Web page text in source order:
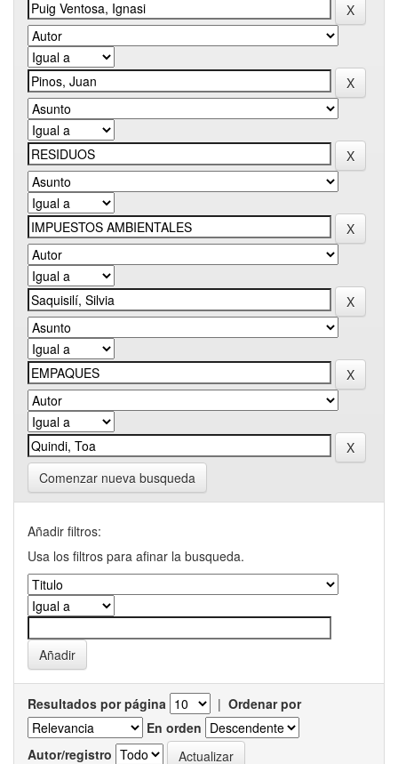
Comenzar nueva busqueda
Añadir filtros:
Usa los filtros para afinar la busqueda.
Resultados por página | Ordenar por
En orden
Autor/registro